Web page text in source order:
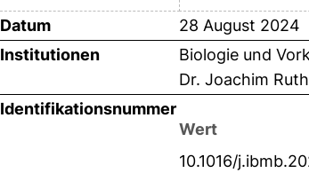
Datum
28 August 2024
Institutionen
Biologie und
Dr. Joachim
Identifikationsnummer
Wert
10.1016/